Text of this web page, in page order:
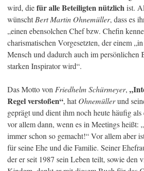
wird, diefür alle Beteiligten nützlichist.
wünschtBert Martin Ohnemüller, dass es
„einen ebensolchen Chef bzw. Chefin
charismatischen Vorgesetzten, der einem
Mensch und dadurch auch im persönlichen
starken Inspirator wird“.
Das Motto von Friedhelm Schürmeyer,
Regel verstoßen“, hatOhnemüllerund
geprägt und dient ihm noch heute häufig
vor allem dann, wenn es in Meetings heißt:
immer schon so gemacht!“ Vor allem aber
für seine Ehe und die Familie. Seiner
der er seit 1987 sein Leben teilt, sowie den